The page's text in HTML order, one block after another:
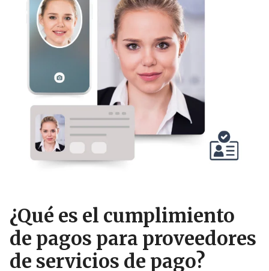
¿Qué es el cumplimiento
de pagos para proveedores
de servicios de pago?